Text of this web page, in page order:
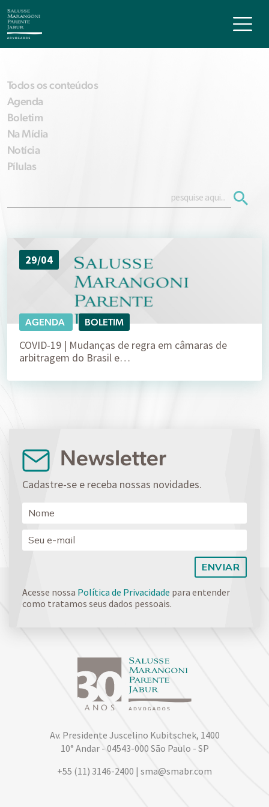
Todos os conteúdos
Agenda
Boletim
Na Mídia
Notícia
Pílulas
29/04
AGENDA BOLETIM
COVID-19 | Mudanças de regra em câmaras de
arbitragem do Brasil e…
Newsletter
Cadastre-se e receba nossas novidades.
Acesse nossa Política de Privacidade para entender
como tratamos seus dados pessoais.
Av. Presidente Juscelino Kubitschek, 1400
10° Andar - 04543-000 São Paulo - SP
+55 (11) 3146-2400 | sma@smabr.com